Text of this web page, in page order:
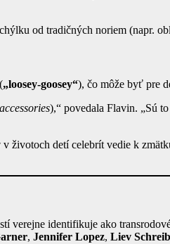
od tradičných noriem (napr.
„loosey-goosey“), čo môže byť pre
accessories),“ povedala Flavin. „Sú
v životoch detí celebrít vedie k
verejne identifikuje ako
, Jennifer Lopez, Liev